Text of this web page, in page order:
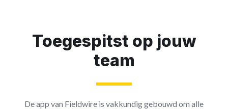
Toegespitst op jouw
team
De app van Fieldwire is vakkundig gebouwd om alle